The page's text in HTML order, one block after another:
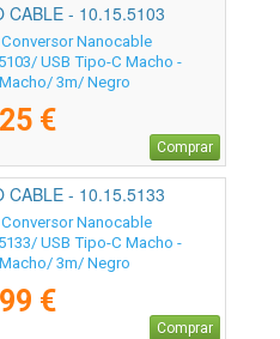
CABLE - 10.15.5103
Nanocable
USB Tipo-C Macho -
3m/ Negro
€
Comprar
CABLE - 10.15.5133
Nanocable
USB Tipo-C Macho -
3m/ Negro
€
Comprar